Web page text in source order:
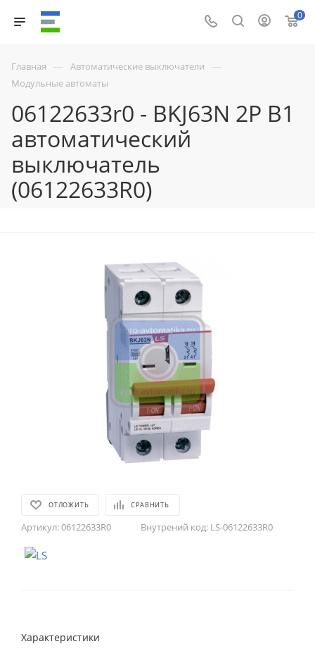
0
Главная — Автоматические выключатели —
Модульные автоматы
06122633r0 - BKJ63N 2P B1
автоматический
выключатель
(06122633R0)
ОТЛОЖИТЬ СРАВНИТЬ
Артикул:06122633R0 Внутрений код: LS-06122633R0
Характеристики